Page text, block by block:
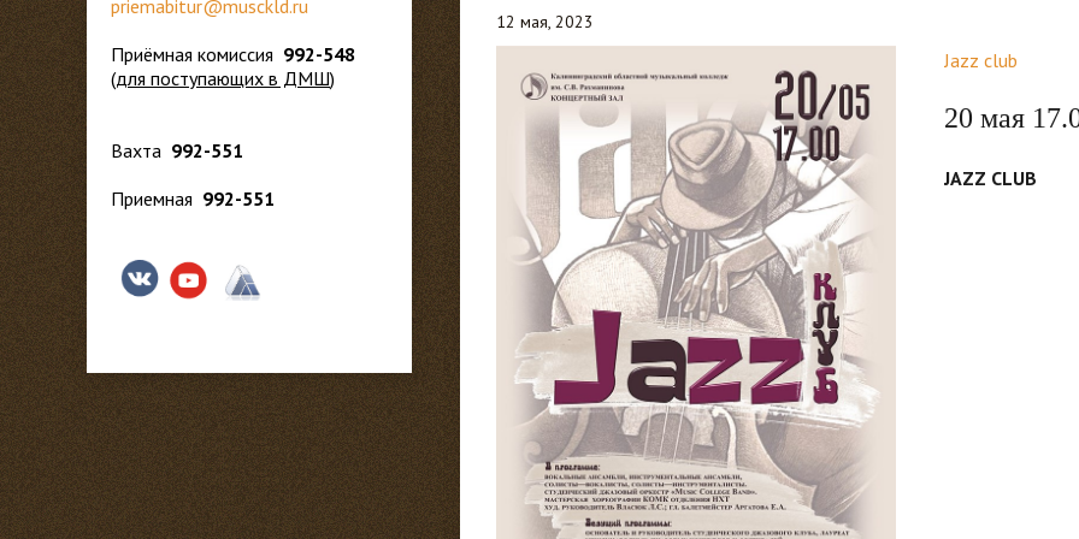
priemabitur@musckld.ru
Приёмная комиссия 992-548
(для поступающих в ДМШ)
Вахта 992-551
Приемная 992-551
12 мая, 2023
Jazz club
20 мая
JAZZ CLUB